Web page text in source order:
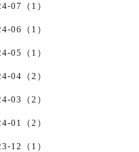
07（1）
06（1）
05（1）
04（2）
03（2）
01（2）
12（1）